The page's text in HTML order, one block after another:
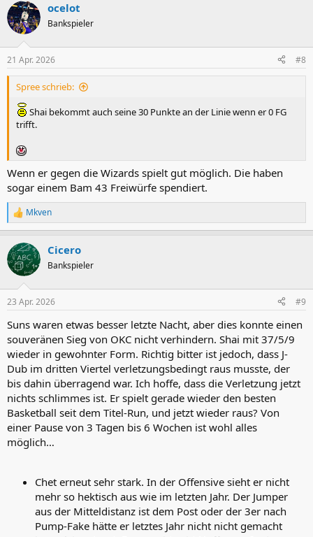
k
t
i
e
n
ocelot
Bankspieler
21 Apr. 2026 #8
Spree schrieb:
Shai bekommt auch seine 30 Punkte an der Linie wenn er 0 FG
trifft.
Wenn er gegen die Wizards spielt gut möglich. Die haben
sogar einem Bam 43 Freiwürfe spendiert.
R
e
k
t
i
e
:
Mkven
Cicero
Bankspieler
23 Apr. 2026 #9
Suns waren etwas besser letzte Nacht, aber dies konnte einen
souveränen Sieg von OKC nicht verhindern. Shai mit 37/5/9
wieder in gewohnter Form. Richtig bitter ist jedoch, dass J-
Dub im dritten Viertel verletzungsbedingt raus musste, der
bis dahin überragend war. Ich hoffe, dass die Verletzung jetzt
nichts schlimmes ist. Er spielt gerade wieder den besten
Basketball seit dem Titel-Run, und jetzt wieder raus? Von
einer Pause von 3 Tagen bis 6 Wochen ist wohl alles
möglich…
Chet erneut sehr stark. In der Offensive sieht er nicht
mehr so hektisch aus wie im letzten Jahr. Der Jumper
aus der Mitteldistanz ist dem Post oder der 3er nach
Pump-Fake hätte er letztes Jahr nicht nicht gemacht